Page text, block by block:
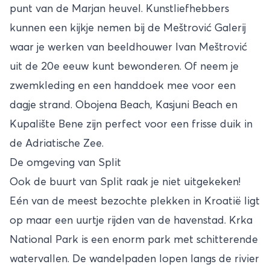
punt van de Marjan heuvel. Kunstliefhebbers
kunnen een kijkje nemen bij de Meštrović Galerij
waar je werken van beeldhouwer Ivan Meštrović
uit de 20e eeuw kunt bewonderen. Of neem je
zwemkleding en een handdoek mee voor een
dagje strand. Obojena Beach, Kasjuni Beach en
Kupalište Bene zijn perfect voor een frisse duik in
de Adriatische Zee.
De omgeving van Split
Ook de buurt van Split raak je niet uitgekeken!
Eén van de meest bezochte plekken in Kroatië ligt
op maar een uurtje rijden van de havenstad. Krka
National Park is een enorm park met schitterende
watervallen. De wandelpaden lopen langs de rivier